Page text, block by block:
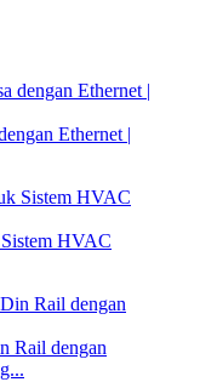
Ethernet |
HVAC
Rail dengan